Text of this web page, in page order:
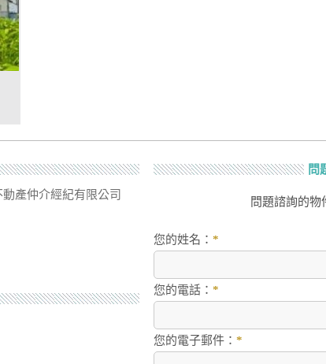
產仲介經紀有限公司
問
問題諮詢的物
您的姓名：*
您的電話：*
您的電子郵件：*